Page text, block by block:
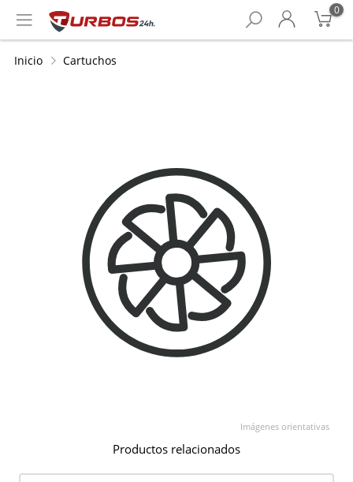
0
Inicio Cartuchos
Imágenes orientativas
Productos relacionados